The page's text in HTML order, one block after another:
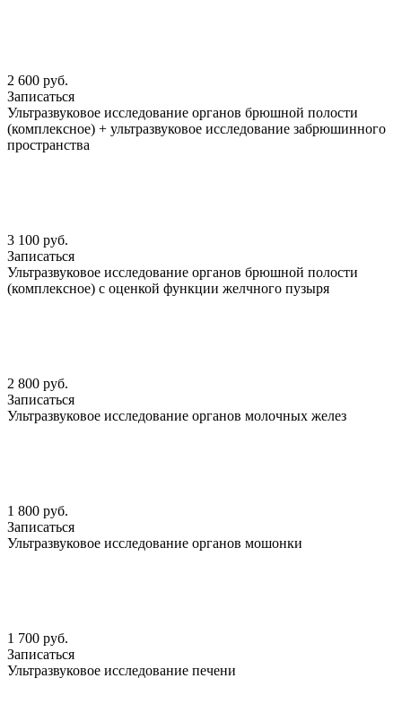
2 600 руб.
Записаться
Ультразвуковое исследование органов брюшной полости
(комплексное) + ультразвуковое исследование забрюшинного
пространства
3 100 руб.
Записаться
Ультразвуковое исследование органов брюшной полости
(комплексное) с оценкой функции желчного пузыря
2 800 руб.
Записаться
Ультразвуковое исследование органов молочных желез
1 800 руб.
Записаться
Ультразвуковое исследование органов мошонки
1 700 руб.
Записаться
Ультразвуковое исследование печени